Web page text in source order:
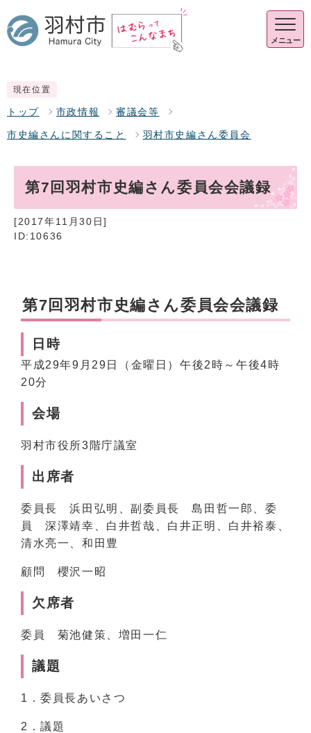
メニュー
現在位置
トップ 市政情報 審議会等
市史編さんに関すること 羽村市史編さん委員会
第7回羽村市史編さん委員会会議録
[2017年11月30日]
ID:10636
第7回羽村市史編さん委員会会議録
日時
平成29年9月29日（金曜日）午後2時～午後4時
20分
会場
羽村市役所3階庁議室
出席者
委員長 浜田弘明、副委員長 島田哲一郎、委
員 深澤靖幸、白井哲哉、白井正明、白井裕泰、
清水亮一、和田豊
顧問 櫻沢一昭
欠席者
委員 菊池健策、増田一仁
議題
1．委員長あいさつ
2．議題